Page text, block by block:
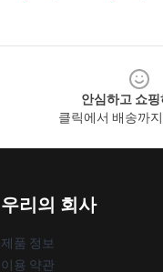
안심하고 쇼
클릭에서 배송까
우리의 회사
제품 정보
이용 약관